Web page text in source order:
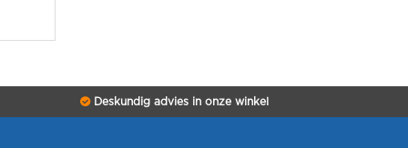
Deskundig advies in onze winkel